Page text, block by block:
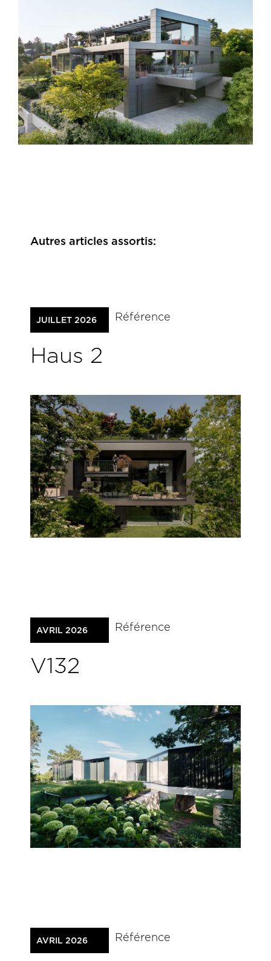
Autres articles assortis:
JUILLET 2026 Référence
Haus 2
AVRIL 2026 Référence
V132
AVRIL 2026 Référence